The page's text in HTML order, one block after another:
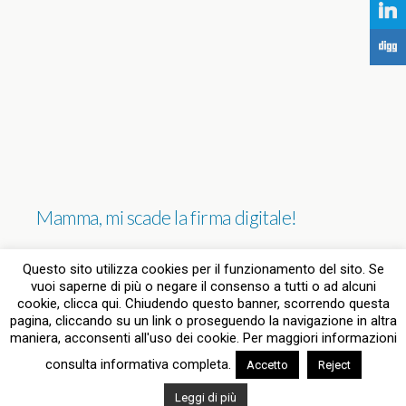
Mamma, mi scade la firma digitale!
Torna su
Dispositivo Portatile Pc Desktop
Questo sito utilizza cookies per il funzionamento del sito. Se
vuoi saperne di più o negare il consenso a tutti o ad alcuni
cookie, clicca qui. Chiudendo questo banner, scorrendo questa
pagina, cliccando su un link o proseguendo la navigazione in altra
maniera, acconsenti all'uso dei cookie. Per maggiori informazioni
consulta informativa completa.
Accetto Reject
Leggi di più
j
F